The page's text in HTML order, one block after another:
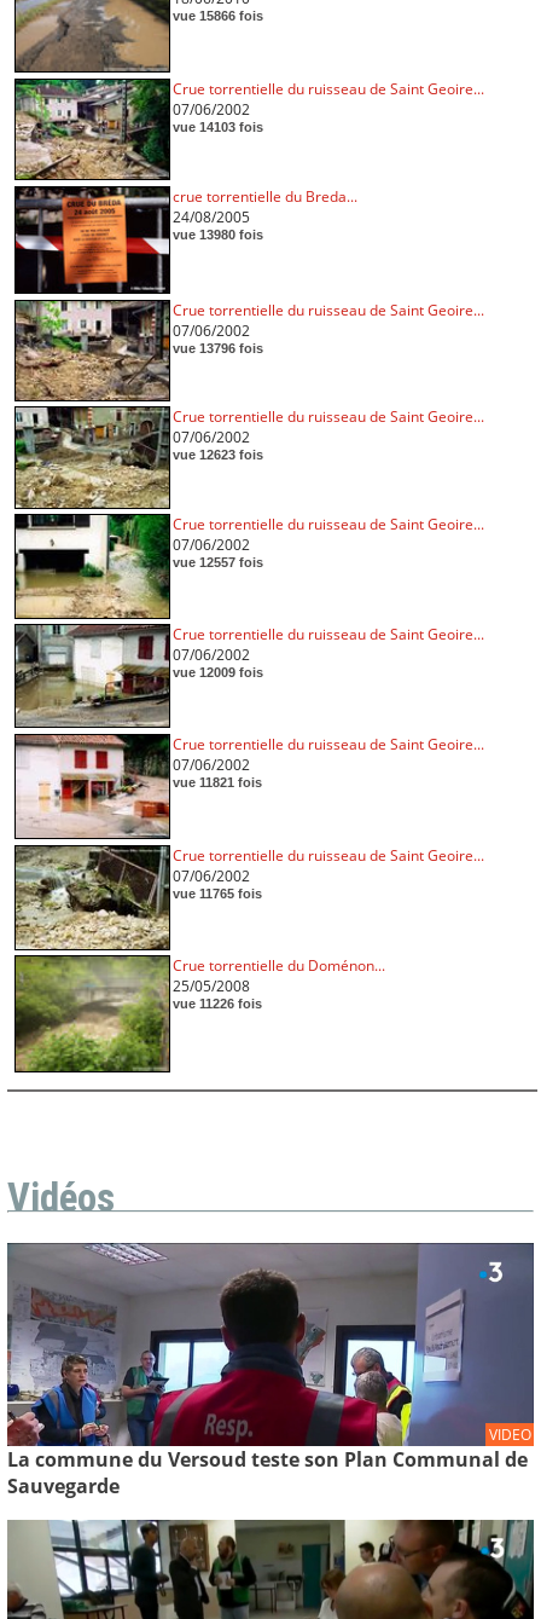
vue 15866 fois
Crue torrentielle du ruisseau de Saint Geoire...
07/06/2002
vue 14103 fois
crue torrentielle du Breda...
24/08/2005
vue 13980 fois
Crue torrentielle du ruisseau de Saint Geoire...
07/06/2002
vue 13796 fois
Crue torrentielle du ruisseau de Saint Geoire...
07/06/2002
vue 12623 fois
Crue torrentielle du ruisseau de Saint Geoire...
07/06/2002
vue 12557 fois
Crue torrentielle du ruisseau de Saint Geoire...
07/06/2002
vue 12009 fois
Crue torrentielle du ruisseau de Saint Geoire...
07/06/2002
vue 11821 fois
Crue torrentielle du ruisseau de Saint Geoire...
07/06/2002
vue 11765 fois
Crue torrentielle du Doménon...
25/05/2008
vue 11226 fois
Vidéos
VIDEO
La commune du Versoud teste son Plan Communal de
Sauvegarde